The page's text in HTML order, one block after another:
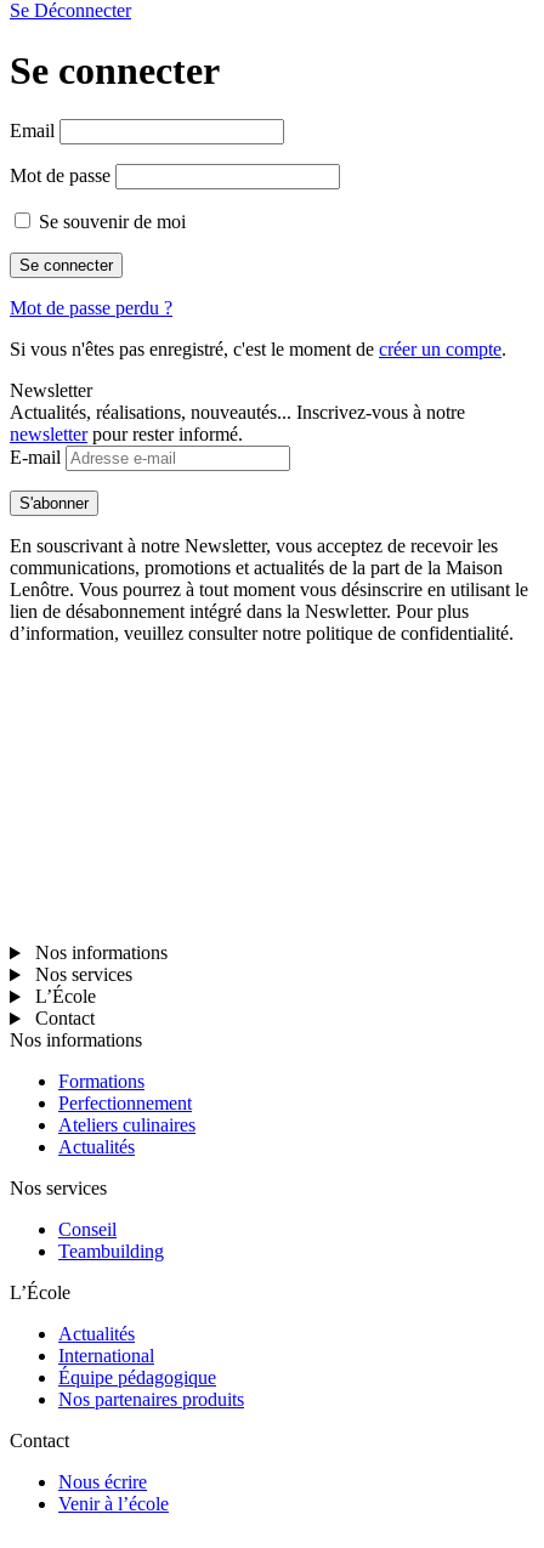
Se Déconnecter
Se connecter
Email
Mot de passe
Se souvenir de moi
Mot de passe perdu ?
Si vous n'êtes pas enregistré, c'est le moment de créer un compte.
Newsletter
Actualités, réalisations, nouveautés... Inscrivez-vous à notre
newsletterpour rester informé.
E-mail
En souscrivant à notre Newsletter, vous acceptez de recevoir les
communications, promotions et actualités de la part de la Maison
Lenôtre. Vous pourrez à tout moment vous désinscrire en utilisant le
lien de désabonnement intégré dans la Neswletter. Pour plus
d’information, veuillez consulter notre politique de confidentialité.
Nos informations
Nos services
L’École
Contact
Nos informations
Formations
Perfectionnement
Ateliers culinaires
Actualités
Nos services
Conseil
Teambuilding
L’École
Actualités
International
Équipe pédagogique
Nos partenaires produits
Contact
Nous écrire
Venir à l’école